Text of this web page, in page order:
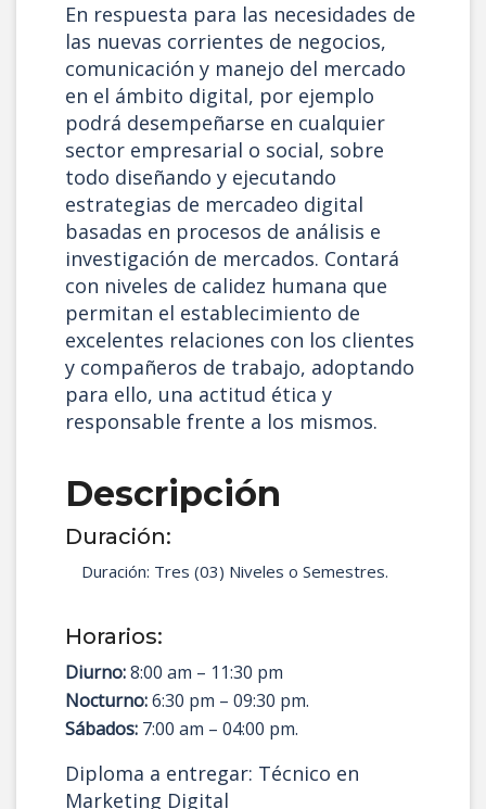
En respuesta para las necesidades de
las nuevas corrientes de negocios,
comunicación y manejo del mercado
en el ámbito digital, por ejemplo
podrá desempeñarse en cualquier
sector empresarial o social, sobre
todo diseñando y ejecutando
estrategias de mercadeo digital
basadas en procesos de análisis e
investigación de mercados. Contará
con niveles de calidez humana que
permitan el establecimiento de
excelentes relaciones con los clientes
y compañeros de trabajo, adoptando
para ello, una actitud ética y
responsable frente a los mismos.
Descripción
Duración:
Duración: Tres (03) Niveles o Semestres.
Horarios:
Diurno:8:00 am – 11:30 pm
Nocturno:6:30 pm – 09:30 pm.
Sábados: 7:00 am – 04:00 pm.
Diploma a entregar: Técnico en
Marketing Digital